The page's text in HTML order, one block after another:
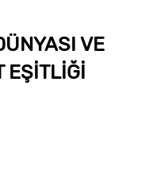
VE
EŞITLIĞI